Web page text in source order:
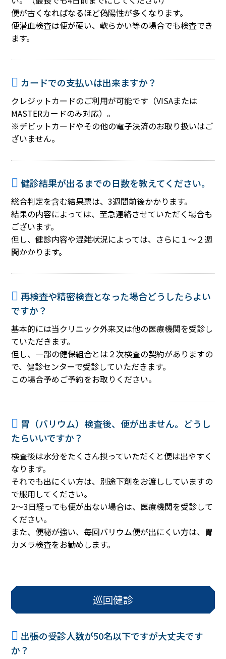
便が古くなればなるほど偽陽性が多くなります。
便潜血検査は便が硬い、軟らかい等の場合でも検査でき
ます。
カードでの支払いは出来ますか？
クレジットカードのご利用が可能です（VISAまたは
MASTERカードのみ対応）。
※デビットカードやその他の電子決済のお取り扱いはご
ざいません。
健診結果が出るまでの日数を教えてください。
総合判定を含む結果票は、3週間前後かかります。
結果の内容によっては、至急連絡させていただく場合も
ございます。
但し、健診内容や混雑状況によっては、さらに１～２週
間かかります。
再検査や精密検査となった場合どうしたらよい
ですか？
基本的には当クリニック外来又は他の医療機関を受診し
ていただきます。
但し、一部の健保組合とは２次検査の契約がありますの
で、健診センターで受診していただきます。
この場合予めご予約をお取りください。
胃（バリウム）検査後、便が出ません。どうし
たらいいですか？
検査後は水分をたくさん摂っていただくと便は出やすく
なります。
それでも出にくい方は、別途下剤をお渡ししていますの
で服用してください。
2～3日経っても便が出ない場合は、医療機関を受診して
ください。
また、便秘が強い、毎回バリウム便が出にくい方は、胃
カメラ検査をお勧めします。
巡回健診
出張の受診人数が50名以下ですが大丈夫です
か？